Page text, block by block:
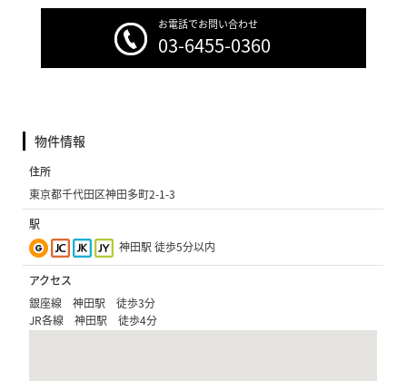
お電話でお問い合わせ
03-6455-0360
物件情報
住所
東京都千代田区神田多町2-1-3
駅
神田駅 徒歩5分以内
アクセス
銀座線 神田駅 徒歩3分
JR各線 神田駅 徒歩4分